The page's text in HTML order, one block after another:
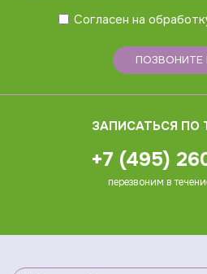
Согласен на
ПОЗВОНИТЕ
ЗАПИСАТЬСЯ ПО
+7 (495)
перезвоним в